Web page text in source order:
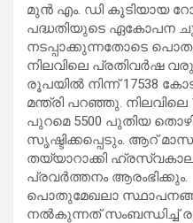
മുൻ എം. ഡി കൂടിയായ
പദ്ധതിയുടെ ഏകോപന
നടപ്പാക്കുന്നതോടെ
നിലവിലെ പ്രതിവർഷ
രൂപയിൽ നിന്ന് 17538
മന്ത്രി പറഞ്ഞു.
പുറമെ 5500 പുതിയ
സൃഷ്ടിക്കപ്പെടും. ആറ്
തയ്യാറാക്കി
പ്രവർത്തനം ആരംഭിക്കും.
പൊതുമേഖലാ
നൽകുന്നത് സംബന്ധിച്ച്